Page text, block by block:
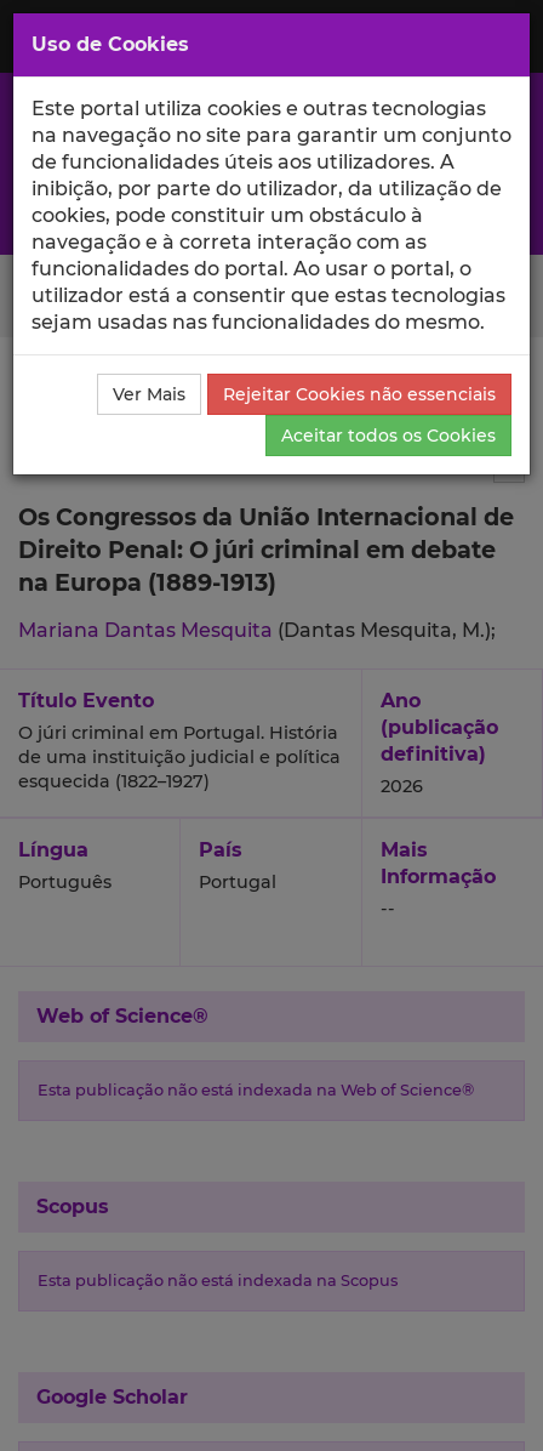
Saltar
para
Conteúdo
Principal
A excelência da investigação e ciência no Iscte
Search Button
Ciência_Iscte Comunicações
Descrição Detalhada
da Comunicação
Os Congressos da União Internacional de
Direito Penal: O júri criminal em debate
na Europa (1889-1913)
Mariana Dantas Mesquita (Dantas Mesquita, M.);
Título Evento
O júri criminal em Portugal. História
de uma instituição judicial e política
esquecida (1822–1927)
Ano
(publicação
definitiva)
2026
Língua
Português
País
Portugal
Mais
Informação
--
Web of Science®
Esta publicação não está indexada na Web of Science®
Scopus
Esta publicação não está indexada na Scopus
Google Scholar
Uso de Cookies
Este portal utiliza cookies e outras tecnologias
na navegação no site para garantir um conjunto
de funcionalidades úteis aos utilizadores. A
inibição, por parte do utilizador, da utilização de
cookies, pode constituir um obstáculo à
navegação e à correta interação com as
funcionalidades do portal. Ao usar o portal, o
utilizador está a consentir que estas tecnologias
sejam usadas nas funcionalidades do mesmo.
Ver Mais
Rejeitar Cookies não essenciais
Aceitar todos os Cookies